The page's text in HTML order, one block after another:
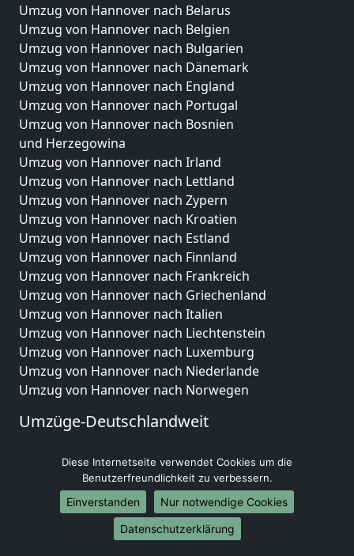
Umzug von Hannover nach Belarus
Umzug von Hannover nach Belgien
Umzug von Hannover nach Bulgarien
Umzug von Hannover nach Dänemark
Umzug von Hannover nach England
Umzug von Hannover nach Portugal
Umzug von Hannover nach Bosnien
und Herzegowina
Umzug von Hannover nach Irland
Umzug von Hannover nach Lettland
Umzug von Hannover nach Zypern
Umzug von Hannover nach Kroatien
Umzug von Hannover nach Estland
Umzug von Hannover nach Finnland
Umzug von Hannover nach Frankreich
Umzug von Hannover nach Griechenland
Umzug von Hannover nach Italien
Umzug von Hannover nach Liechtenstein
Umzug von Hannover nach Luxemburg
Umzug von Hannover nach Niederlande
Umzug von Hannover nach Norwegen
Umzüge-Deutschlandweit
Umzug von Hannover nach Hamburg
Umzug von Hannover nach München
Umzug von Hannover nach Köln
Umzug von Hannover nach Frankfurt am Main
Umzug von Hannover nach Stuttgart
Diese Internetseite verwendet Cookies um die
Benutzerfreundlichkeit zu verbessern.
Einverstanden
Nur notwendige Cookies
Datenschutzerklärung